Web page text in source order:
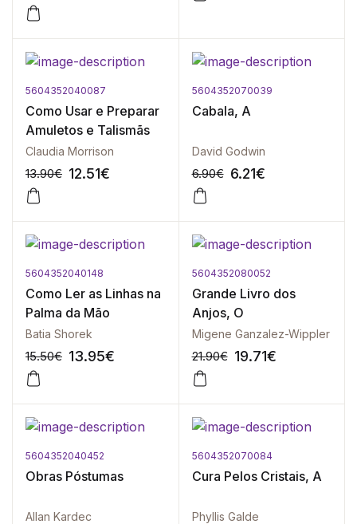
5604352040087
Como Usar e Preparar
Amuletos e Talismãs
Claudia Morrison
13.90€ 12.51€
5604352070039
Cabala, A
David Godwin
6.90€ 6.21€
5604352040148
Como Ler as Linhas na
Palma da Mão
Batia Shorek
15.50€ 13.95€
5604352080052
Grande Livro dos
Anjos, O
Migene Ganzalez-Wippler
21.90€ 19.71€
5604352040452
Obras Póstumas
Allan Kardec
5604352070084
Cura Pelos Cristais, A
Phyllis Galde